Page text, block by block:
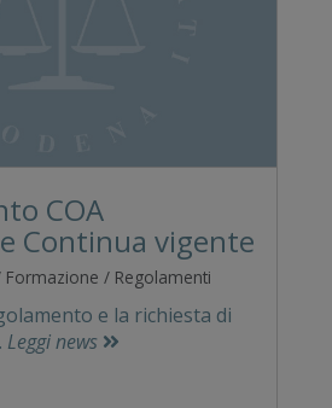
COA
Continua vigente
/ Regolamenti
e la richiesta di
Leggi news